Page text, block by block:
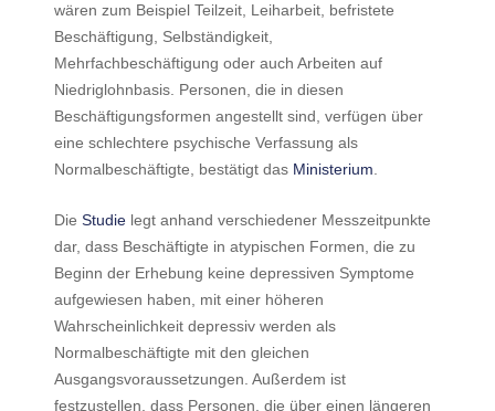
wären zum Beispiel Teilzeit, Leiharbeit, befristete
Beschäftigung, Selbständigkeit,
Mehrfachbeschäftigung oder auch Arbeiten auf
Niedriglohnbasis. Personen, die in diesen
Beschäftigungsformen angestellt sind, verfügen über
eine schlechtere psychische Verfassung als
Normalbeschäftigte, bestätigt das Ministerium
Die Studielegt anhand verschiedener Messzeitpunkte
dar, dass Beschäftigte in atypischen Formen, die zu
Beginn der Erhebung keine depressiven Symptome
aufgewiesen haben, mit einer höheren
Wahrscheinlichkeit depressiv werden als
Normalbeschäftigte mit den gleichen
Ausgangsvoraussetzungen. Außerdem ist
festzustellen, dass Personen, die über einen längeren